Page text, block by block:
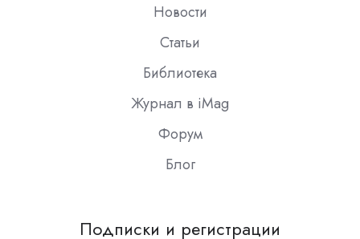
Новости
Статьи
Библиотека
Журнал в iMag
Форум
Блог
Подписки и регистрации